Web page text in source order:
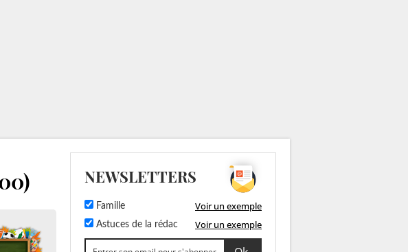
NEWSLETTERS
Famille Voir un exemple
Astuces de la rédac Voir un exemple